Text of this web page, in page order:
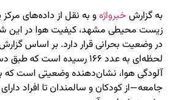
به گزارش خبرواژهو به نقل از داده‌های
زیست محیطی مشهد، کیفیت هوا در این
در وضعیت بحرانی قرار دارد. بر اساس
لحظه‌ای به عدد ۱۶۶ رسیده است
آلودگی هوا، نشان‌دهنده وضعیتی است که
جامعه—از کودکان و سالمندان تا افراد